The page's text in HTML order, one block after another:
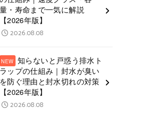
量・寿命まで一気に解説
【2026年版】
2026.08.08
知らないと戸惑う排水ト
ラップの仕組み｜封水が臭い
を防ぐ理由と封水切れの対策
【2026年版】
2026.08.08